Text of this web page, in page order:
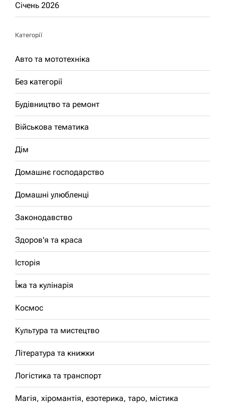
Січень 2026
Категорії
Авто та мототехніка
Без категорії
Будівництво та ремонт
Військова тематика
Дім
Домашнє господарство
Домашні улюбленці
Законодавство
Здоров'я та краса
Історія
Їжа та кулінарія
Космос
Культура та мистецтво
Література та книжки
Логістика та транспорт
Магія, хіромантія, езотерика, таро, містика